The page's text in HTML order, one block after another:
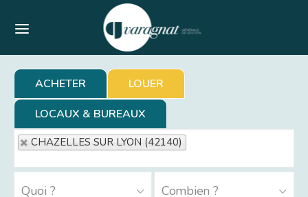
ACHETER
LOUER
LOCAUX & BUREAUX
CHAZELLES SUR LYON (42140)